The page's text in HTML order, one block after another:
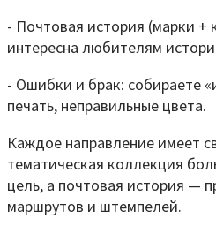
- Почтовая история (марки +
интересна любителям
- Ошибки и брак: собираете
печать, неправильные цвета.
Каждое направление имеет
тематическая коллекция
цель, а почтовая история —
маршрутов и штемпелей.